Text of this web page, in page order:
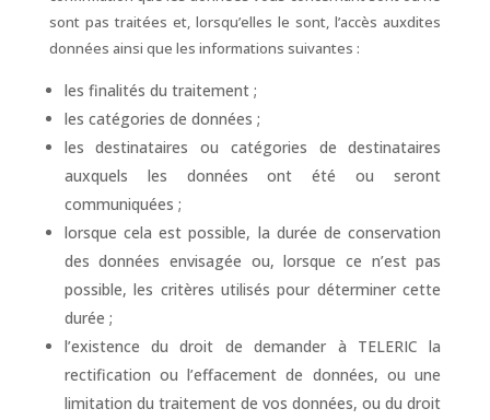
sont pas traitées et, lorsqu’elles le sont, l’accès auxdites
données ainsi que les informations suivantes :
les finalités du traitement ;
les catégories de données ;
les destinataires ou catégories de destinataires
auxquels les données ont été ou seront
communiquées ;
lorsque cela est possible, la durée de conservation
des données envisagée ou, lorsque ce n’est pas
possible, les critères utilisés pour déterminer cette
durée ;
l’existence du droit de demander à TELERIC la
rectification ou l’effacement de données, ou une
limitation du traitement de vos données, ou du droit